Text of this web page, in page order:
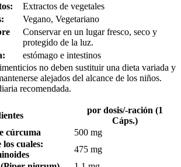
Extractos de vegetales
Vegano, Vegetariano
Conservar en un lugar fresco, seco y
protegido de la luz.
estómago e intestinos
no deben sustituir una dieta variada y
alejados del alcance de los niños.
recomendada.
por dosis/-ración (1
Cáps.)
cúrcuma
500 mg
los cuales:
475 mg